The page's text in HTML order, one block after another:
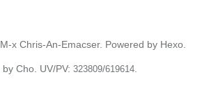
M-x Chris-An-Emacser. Powered by Hexo.
by Cho. UV/PV: 323809/619614